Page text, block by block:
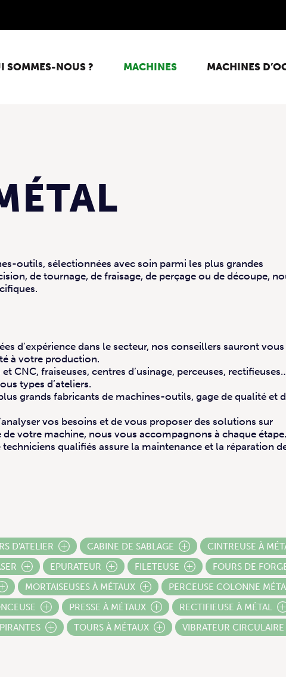
SOMMES-NOUS ? MACHINES MACHINES
outils, sélectionnées avec soin parmi les plus grandes
de tournage, de fraisage, de perçage ou de découpe,
d’expérience dans le secteur, nos conseillers sauront vous
à votre production.
CNC, fraiseuses, centres d’usinage, perceuses,
types d’ateliers.
grands fabricants de machines-outils, gage de qualité et
vos besoins et de vous proposer des solutions sur
de votre machine, nous vous accompagnons à chaque étape.
qualifiés assure la maintenance et la réparation
D'ATELIER CABINE DE SABLAGE CINTREUSE À
EPURATEUR FILETEUSE FOURS DE
MORTAISEUSES À MÉTAUX PERCEUSE COLONNE
PRESSE À MÉTAUX RECTIFIEUSE À MÉTAL
TOURS À MÉTAUX VIBRATEUR CIRCULAIRE